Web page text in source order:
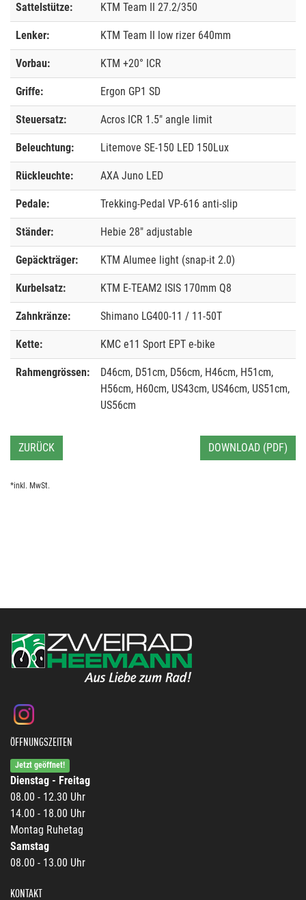
Sattelstütze: KTM Team II 27.2/350
Lenker: KTM Team II low rizer 640mm
Vorbau: KTM +20° ICR
Griffe: Ergon GP1 SD
Steuersatz: Acros ICR 1.5" angle limit
Beleuchtung: Litemove SE-150 LED 150Lux
Rückleuchte: AXA Juno LED
Pedale: Trekking-Pedal VP-616 anti-slip
Ständer: Hebie 28" adjustable
Gepäckträger: KTM Alumee light (snap-it 2.0)
Kurbelsatz: KTM E-TEAM2 ISIS 170mm Q8
Zahnkränze: Shimano LG400-11 / 11-50T
Kette: KMC e11 Sport EPT e-bike
Rahmengrössen:
D46cm, D51cm, D56cm, H46cm, H51cm,
H56cm, H60cm, US43cm, US46cm, US51cm,
US56cm
ZURÜCK DOWNLOAD (PDF)
*inkl. MwSt.
ÖFFNUNGSZEITEN
Jetzt geöffnet!
Dienstag - Freitag
08.00 - 12.30 Uhr
14.00 - 18.00 Uhr
Montag Ruhetag
Samstag
08.00 - 13.00 Uhr
KONTAKT